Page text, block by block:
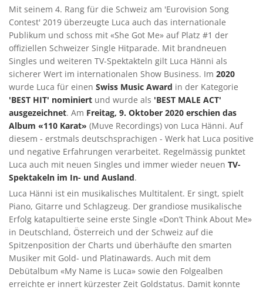
Mit seinem 4. Rang für die Schweiz am 'Eurovision Song
Contest' 2019 überzeugte Luca auch das internationale
Publikum und schoss mit «She Got Me» auf Platz #1 der
offiziellen Schweizer Single Hitparade. Mit brandneuen
Singles und weiteren TV-Spektakteln gilt Luca Hänni als
sicherer Wert im internationalen Show Business. Im 2020
wurde Luca für einen Swiss Music Award in der Kategorie
'BEST HIT' nominiert und wurde als 'BEST MALE ACT'
ausgezeichnet. Am Freitag, 9. Oktober 2020 erschien das
Album «110 Karat» (Muve Recordings) von Luca Hänni. Auf
diesem - erstmals deutschsprachigen - Werk hat Luca positive
und negative Erfahrungen verarbeitet. Regelmässig punktet
Luca auch mit neuen Singles und immer wieder neuen TV-
Spektakeln im In- und Ausland.
Luca Hänni ist ein musikalisches Multitalent. Er singt, spielt
Piano, Gitarre und Schlagzeug. Der grandiose musikalische
Erfolg katapultierte seine erste Single «Don’t Think About Me»
in Deutschland, Österreich und der Schweiz auf die
Spitzenposition der Charts und überhäufte den smarten
Musiker mit Gold- und Platinawards. Auch mit dem
Debütalbum «My Name is Luca» sowie den Folgealben
erreichte er innert kürzester Zeit Goldstatus. Damit konnte